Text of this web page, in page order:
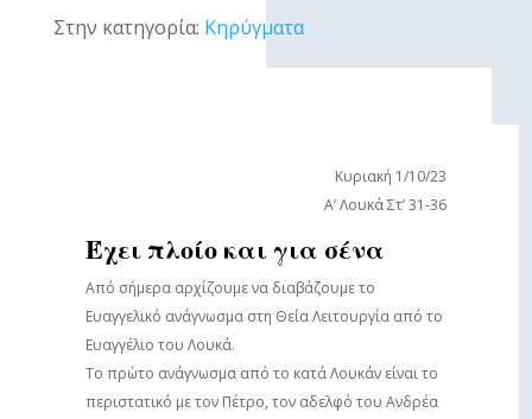
Στην κατηγορία: Κηρύγματα
Κυριακή 1/10/23
Α’ Λουκά Στ’ 31-36
Έχει πλοίο και για σένα
Από σήμερα αρχίζουμε να διαβάζουμε το
Ευαγγελικό ανάγνωσμα στη Θεία Λειτουργία από το
Ευαγγέλιο του Λουκά.
Το πρώτο ανάγνωσμα από το κατά Λουκάν είναι το
περιστατικό με τον Πέτρο, τον αδελφό του Ανδρέα